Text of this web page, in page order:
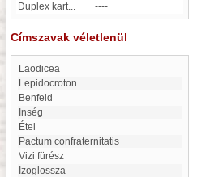
Duplex kart...
----
Címszavak véletlenül
Laodicea
Lepidocroton
Benfeld
Inség
Étel
Pactum confraternitatis
Vizi fürész
izoglossza